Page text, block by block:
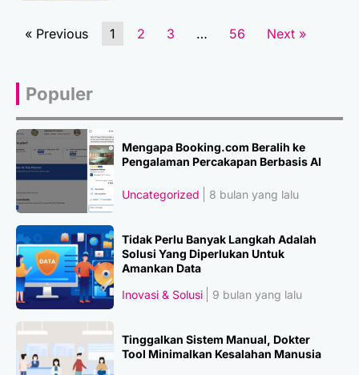
« Previous 1 2 3 … 56 Next »
Populer
Mengapa Booking.com Beralih ke
Pengalaman Percakapan Berbasis AI
Uncategorized 8 bulan yang lalu
Tidak Perlu Banyak Langkah Adalah
Solusi Yang Diperlukan Untuk
Amankan Data
Inovasi & Solusi
9 bulan yang lalu
Tinggalkan Sistem Manual, Dokter
Tool Minimalkan Kesalahan Manusia